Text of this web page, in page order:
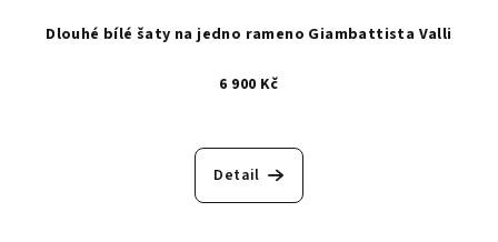
Dlouhé bílé šaty na jedno rameno Giambattista Valli
6 900 Kč
Detail